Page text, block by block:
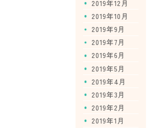
2019年12月
2019年10月
2019年9月
2019年7月
2019年6月
2019年5月
2019年4月
2019年3月
2019年2月
2019年1月